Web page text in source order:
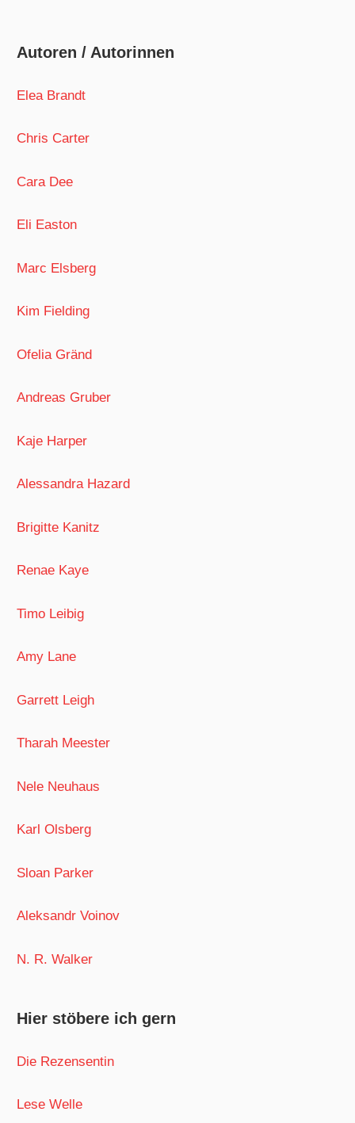
Autoren / Autorinnen
Elea Brandt
Chris Carter
Cara Dee
Eli Easton
Marc Elsberg
Kim Fielding
Ofelia Gränd
Andreas Gruber
Kaje Harper
Alessandra Hazard
Brigitte Kanitz
Renae Kaye
Timo Leibig
Amy Lane
Garrett Leigh
Tharah Meester
Nele Neuhaus
Karl Olsberg
Sloan Parker
Aleksandr Voinov
N. R. Walker
Hier stöbere ich gern
Die Rezensentin
Lese Welle